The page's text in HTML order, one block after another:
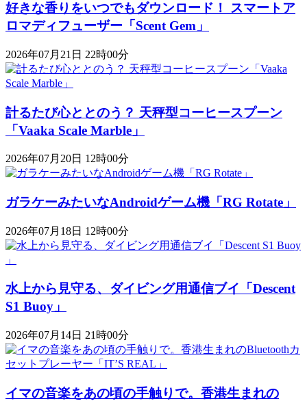
好きな香りをいつでもダウンロード！ スマートア
ロマディフューザー「Scent Gem」
2026年07月21日 22時00分
計るたび心ととのう？ 天秤型コーヒースプーン
「Vaaka Scale Marble」
2026年07月20日 12時00分
ガラケーみたいなAndroidゲーム機「RG Rotate」
2026年07月18日 12時00分
水上から見守る、ダイビング用通信ブイ「Descent
S1 Buoy​​」
2026年07月14日 21時00分
イマの音楽をあの頃の手触りで。香港生まれの